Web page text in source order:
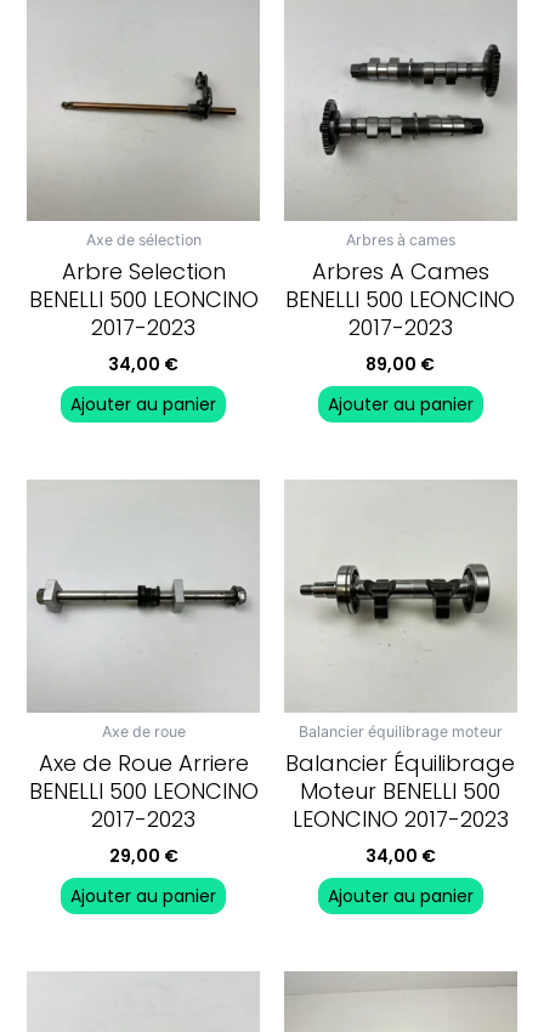
Axe de sélection
Arbre Selection
BENELLI 500 LEONCINO
2017-2023
34,00 €
Ajouter au panier
Arbres à cames
Arbres A Cames
BENELLI 500 LEONCINO
2017-2023
89,00 €
Ajouter au panier
Axe de roue
Axe de Roue Arriere
BENELLI 500 LEONCINO
2017-2023
29,00 €
Ajouter au panier
Balancier équilibrage moteur
Balancier Équilibrage
Moteur BENELLI 500
LEONCINO 2017-2023
34,00 €
Ajouter au panier